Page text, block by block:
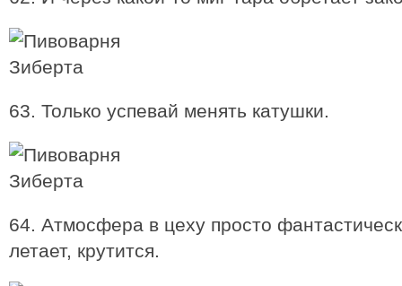
63. Только успевай менять катушки.
64. Атмосфера в цеху просто
летает, крутится.